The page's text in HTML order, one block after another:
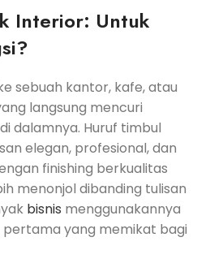
Interior: Untuk
sebuah kantor, kafe, atau
langsung mencuri
dalamnya. Huruf timbul
elegan, profesional, dan
finishing berkualitas
menonjol dibanding tulisan
bisnis menggunakannya
yang memikat bagi